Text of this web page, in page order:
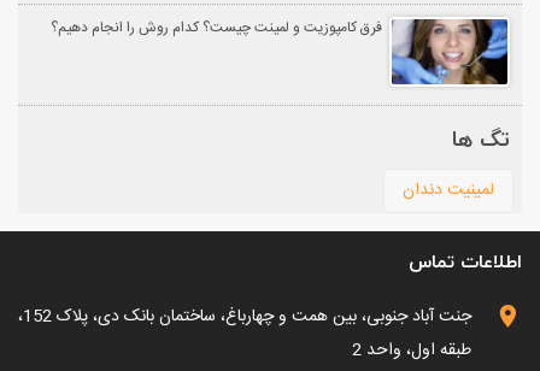
فرق کامپوزیت و لمینت چیست؟ کدام روش را انجام دهیم؟
تگ ها
لمینیت دندان
اطلاعات تماس
جنت آباد جنوبی، بین همت و چهارباغ، ساختمان بانک دی، پلاک 152،
طبقه اول، واحد 2